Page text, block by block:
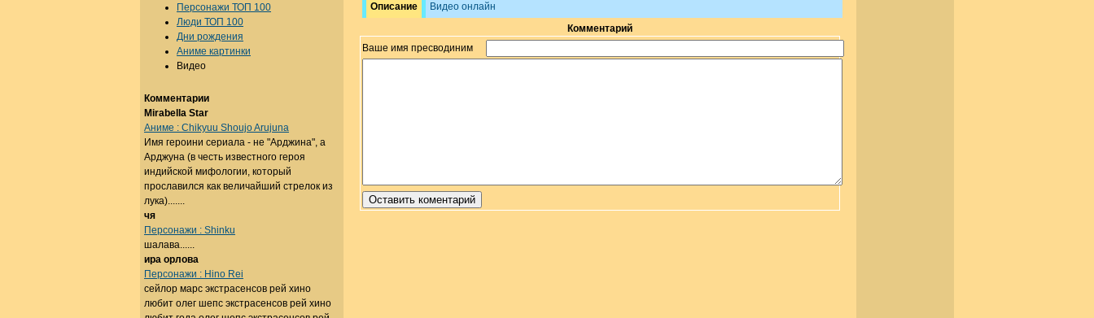
Описание
Видео онлайн
Комментарий
Ваше имя пресводиним
Персонажи ТОП 100
Люди ТОП 100
Дни рождения
Аниме картинки
Видео
Комментарии
Mirabella Star
Аниме : Chikyuu Shoujo Arujuna
Имя героини сериала - не "Арджина", а
Арджуна (в честь известного героя
индийской мифологии, который
прославился как величайший стрелок из
лука).......
чя
Персонажи : Shinku
шалава......
ира орлова
Персонажи : Hino Rei
сейлор марс экстрасенсов рей хино
любит олег шепс экстрасенсов рей хино